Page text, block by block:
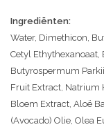
Ingrediënten:
Water, Dimethicon,
Cetyl Ethythexanoaat,
Butyrospermum Parkii
Fruit Extract, Natrium
Bloem Extract, Aloë
(Avocado) Olie, Olea